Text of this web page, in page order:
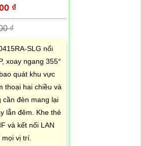
₫
₫
SLG nổi
xoay ngang 355°
quát khu vực
thoại hai chiều và
cần đèn mang lại
lẫn đêm. Khe thẻ
và kết nối LAN
mọi vị trí.